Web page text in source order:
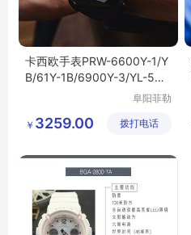
卡西欧手表PRW-6600Y-1/Y
B/61Y-1B/6900Y-3/YL-5光
阜阳菲勒
公司
￥ 3259.00 拨打电话